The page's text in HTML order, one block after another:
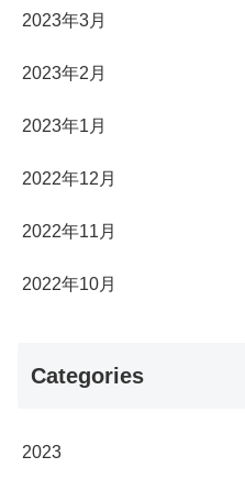
2023年3月
2023年2月
2023年1月
2022年12月
2022年11月
2022年10月
Categories
2023